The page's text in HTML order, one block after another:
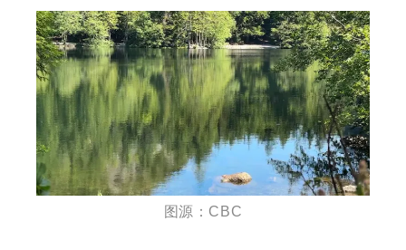
图源：CBC